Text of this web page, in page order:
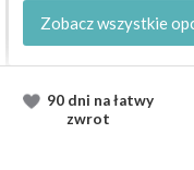
Zobacz wszystkie
90 dni na łatwy
zwrot